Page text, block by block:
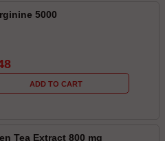
5000
ADD TO CART
Tea Extract 800 mg